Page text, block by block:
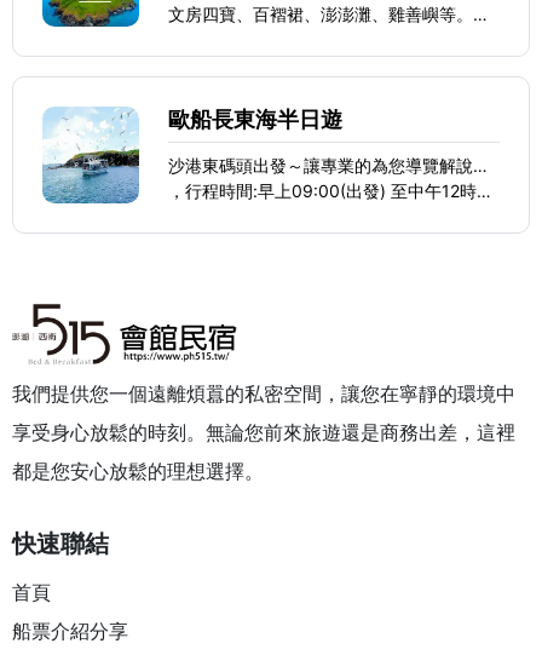
文房四寶、百褶裙、澎澎灘、雞善嶼等。
歐船長東海半日遊
沙港東碼頭出發～讓專業的為您導覽解說…
，行程時間:早上09:00(出發) 至中午12時回
我們提供您一個遠離煩囂的私密空間，讓您在寧靜的環境中
享受身心放鬆的時刻。無論您前來旅遊還是商務出差，這裡
都是您安心放鬆的理想選擇。
快速聯結
首頁
船票介紹分享